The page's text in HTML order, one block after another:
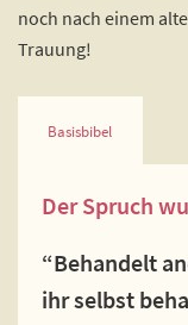
noch nach einem
Trauung!
Basisbibel
Der Spruch
“Behandelt
ihr selbst